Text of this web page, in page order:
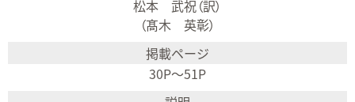
松本 武祝（訳）
（髙木 英彰）
30P～51P